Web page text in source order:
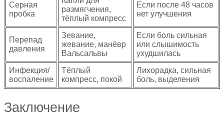
Серная
пробка
размягчения,
тёплый компресс
Если после 48 часов
нет улучшения
Перепад
давления
Зевание,
жевание, манёвр
Вальсальвы
Если боль сильная
или слышимость
ухудшилась
Инфекция/
воспаление
Тёплый
компресс, покой
Лихорадка, сильная
боль, выделения
Заключение